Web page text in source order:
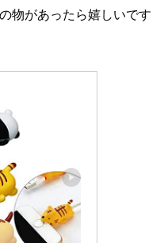
物があったら嬉しいです